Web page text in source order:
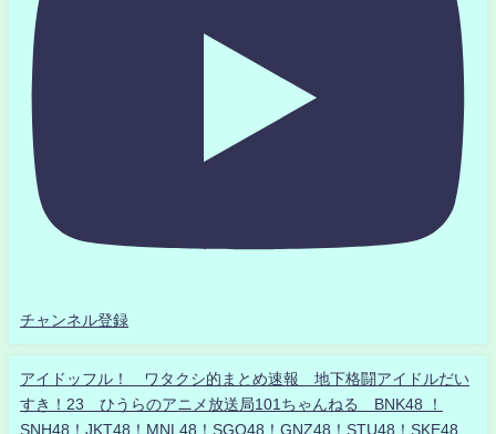
チャンネル登録
アイドッフル！ ワタクシ的まとめ速報 地下格闘アイドルだい
すき！23 ひうらのアニメ放送局101ちゃんねる BNK48 ！
SNH48！JKT48！MNL48！SGO48！GNZ48！STU48！SKE48